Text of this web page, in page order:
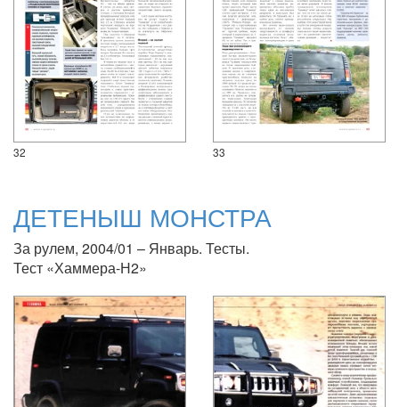
32 33
ДЕТЕНЫШ МОНСТРА
За рулем, 2004/01 – Январь. Тесты.
Тест «Хаммера-Н2»